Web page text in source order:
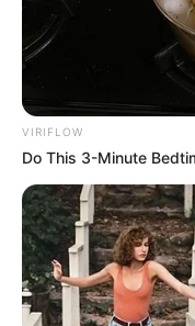
VIRIFLOW
Do This 3-Minute